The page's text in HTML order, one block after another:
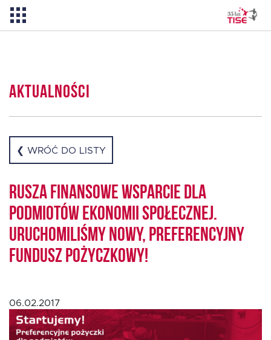
O TISE
Dlaczego TISE?
Pożyczka rozwojowa TISE
Oferta dla NGO/PES
Aktualności
❮ WRÓĆ DO LISTY
Rusza finansowe wsparcie dla
podmiotów ekonomii społecznej.
Uruchomiliśmy nowy, preferencyjny
fundusz pożyczkowy!
06.02.2017